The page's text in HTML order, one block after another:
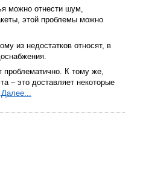
можно отнести шум,
этой проблемы можно
из недостатков относят, в
проблематично. К тому же,
– это доставляет некоторые
Далее...